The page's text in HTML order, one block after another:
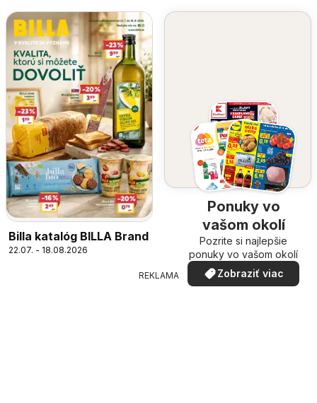
Billa katalóg BILLA Brand
22.07. - 18.08.2026
Ponuky vo
vašom okolí
Pozrite si najlepšie
ponuky vo vašom okolí
Zobraziť viac
REKLAMA